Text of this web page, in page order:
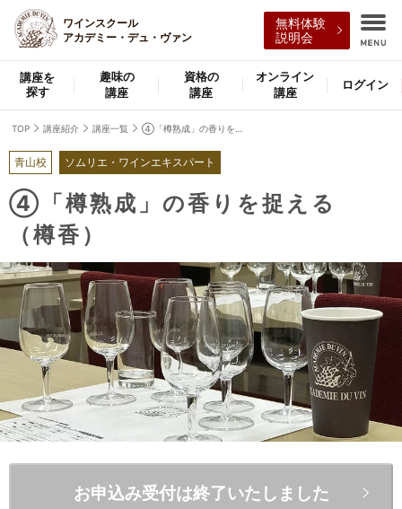
ワインスクール
アカデミー・デュ・ヴァン
無料体験
説明会
講座を
探す
趣味の
講座
資格の
講座
オンライン
講座
ログイン
TOP 講座紹介 講座一覧
青山校 ソムリエ・ワインエキスパート
④「樽熟成」の香りを捉える
（樽香）
お申込み受付は終了いたしました